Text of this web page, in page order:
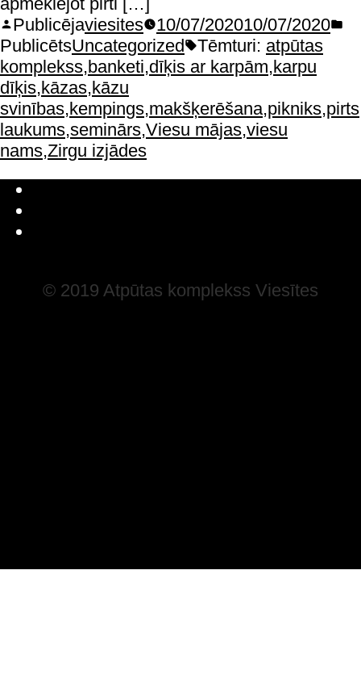
Publicējaviesites 10/07/202010/07/2020
PublicētsUncategorized Tēmturi: atpūtas
komplekss,banketi,dīķis ar karpām,karpu
dīķis,kāzas,kāzu
svinības,kempings,makšķerēšana,pikniks,pirts
laukums,seminārs,Viesu mājas,viesu
nams,Zirgu izjādes
© 2019 Atpūtas komplekss Viesītes